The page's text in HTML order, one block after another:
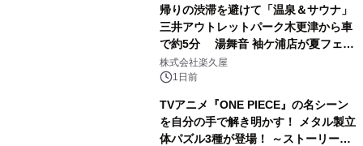
帰りの渋滞を避けて「温泉＆サウナ」
三井アウトレットパーク木更津から車
で約5分 湯舞音 袖ケ浦店が夏フェア
メニューを提供
株式会社楽久屋
1日前
TVアニメ『ONE PIECE』の名シーン
を自分の手で解き明かす！ メタル製立
体パズル3種が登場！ ～ストーリーと